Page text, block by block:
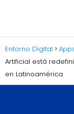
Entorno Digital
Artificial está
en Latinoamérica